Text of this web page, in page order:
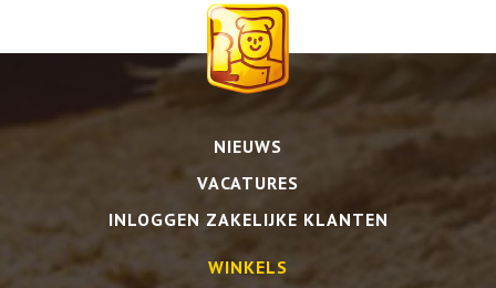
NIEUWS
VACATURES
INLOGGEN ZAKELIJKE KLANTEN
WINKELS